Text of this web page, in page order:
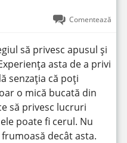
Comentează
să privesc apusul și
asta de a privi
senzaţia că poţi
o mică bucată din
să privesc lucruri
poate fi cerul. Nu
decât asta.